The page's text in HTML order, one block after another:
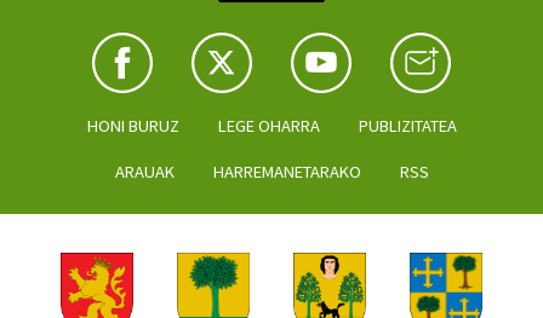
HONI BURUZ LEGE OHARRA PUBLIZITATEA
ARAUAK HARREMANETARAKO RSS